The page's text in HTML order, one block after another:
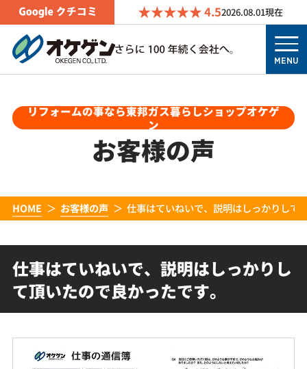
4.52026.08.01現在
MENU
リフォームの事なら東邦ガス暮らしショップオケゲ
ン
お客様の声
HOME お客様の声 仕事はていねいで、説明はしっかりして
仕事はていねいで、説明はしっかりし
て頂いたので良かったです。